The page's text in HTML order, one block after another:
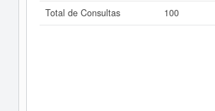
Total de Consultas
100